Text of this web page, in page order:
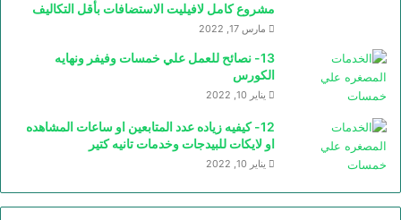
مشروع كامل لافيليت الاستضافات بأقل التكاليف
مارس 17, 2022
13- نصائح للعمل علي خمسات وفيفر ونهايه
الكورس
يناير 10, 2022
12- كيفيه زياده عدد المتابعين او ساعات المشاهده
او لايكات للبيدجات وخدمات تانيه كتير
يناير 10, 2022